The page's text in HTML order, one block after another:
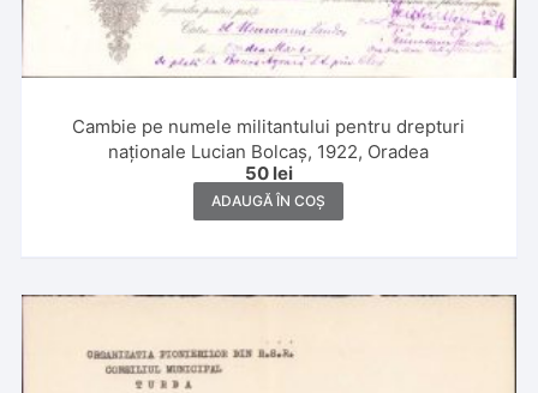
Cambie pe numele militantului pentru drepturi
naționale Lucian Bolcaș, 1922, Oradea
50 lei
ADAUGĂ ÎN COȘ